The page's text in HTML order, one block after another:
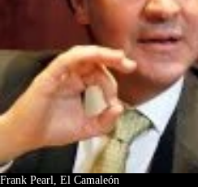
Frank Pearl, El Camaleón